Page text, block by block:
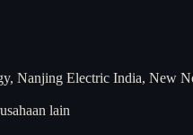
Nanjing Electric India, New
lain